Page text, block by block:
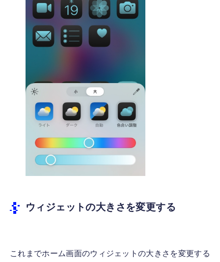
ウィジェットの大きさを変更する
これまでホーム画面のウィジェットの大きさを変更する